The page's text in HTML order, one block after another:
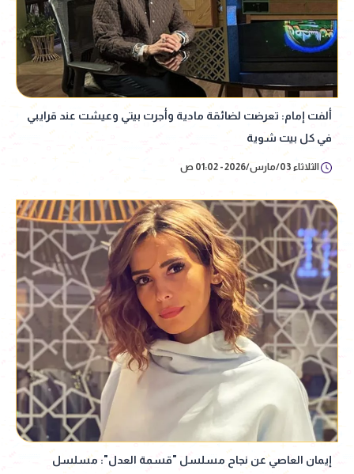
ألفت إمام: تعرضت لضائقة مادية وأجرت بيتي وعيشت عند قرايبي
في كل بيت شوية
الثلاثاء 03/مارس/2026 - 01:02 ص
إيمان العاصي عن نجاح مسلسل "قسمة العدل": مسلسل